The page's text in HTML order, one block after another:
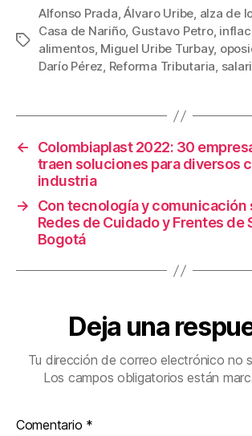
c
e
b
o
k
tt
er
ail er
e
st
m
p
ar
Etiquetas
Alfonso Prada,Álvaro Uribe, alza de
Casa de Nariño, Gustavo Petro,
alimentos, Miguel Uribe Turbay,
Darío Pérez, Reforma Tributaria,
←
Colombiaplast 2022: 30
traen soluciones para diversos
industria
→
Con tecnología y
Redes de Cuidado y Frentes de
Bogotá
Deja una
Tu dirección de correo electrónico no
Los campos obligatorios están
Comentario *